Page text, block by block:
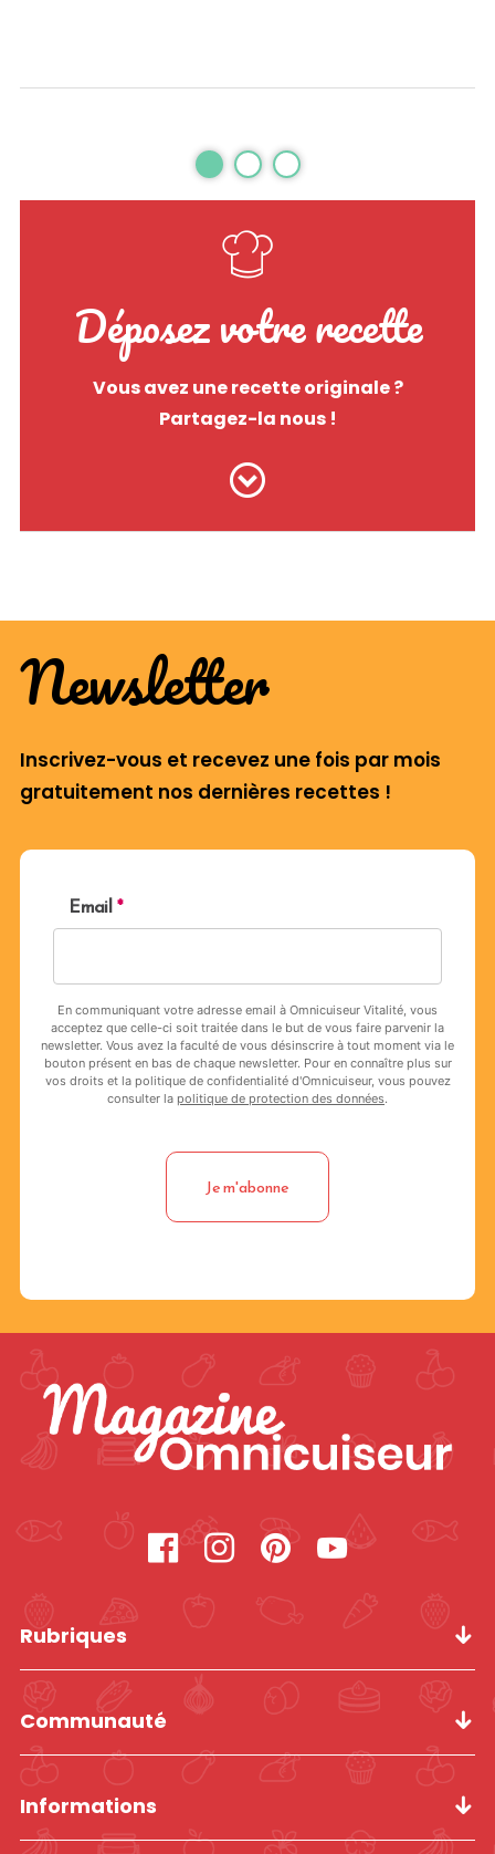
Déposez votre recette
Vous avez une recette originale ?
Partagez-la nous !
Newsletter
Inscrivez-vous et recevez une fois par mois
gratuitement nos dernières recettes !
Rubriques
Communauté
Informations